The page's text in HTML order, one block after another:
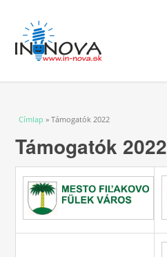
Jelenlegi hely
Címlap » Támogatók 2022
Támogatók 2022